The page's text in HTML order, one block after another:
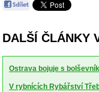
DALŠÍ ČLÁNKY
Ostrava bojuje s
V rybnících Rybářství